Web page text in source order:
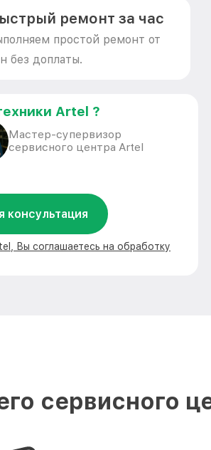
ремонт за час
простой ремонт от
без доплаты.
Artel ?
Мастер-супервизор
сервисного центра Artel
консультация
Вы соглашаетесь на обработку
сервисного